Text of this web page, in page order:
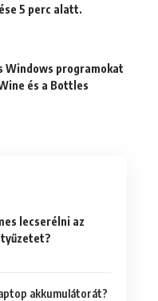
5 perc alatt.
Windows programokat
és a Bottles
lecserélni az
akkumulátorát?